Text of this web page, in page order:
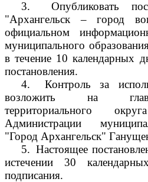
3.
Опубликовать
"Архангельск – город
официальном
муниципального
в течение 10 календарных
постановления.
4.
Контроль за
возложить на
территориального
Администрации
"Город Архангельск"
5. Настоящее
истечении 30
подписания.